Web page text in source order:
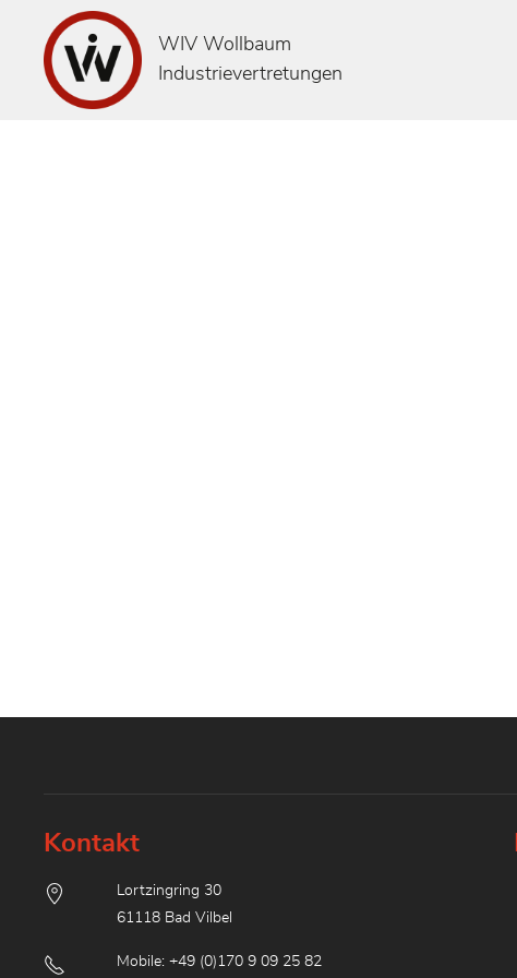
WIV Wollbaum
Industrievertretungen
Kontakt
Lortzingring 30
61118 Bad Vilbel
Mobile: +49 (0)170 9 09 25 82